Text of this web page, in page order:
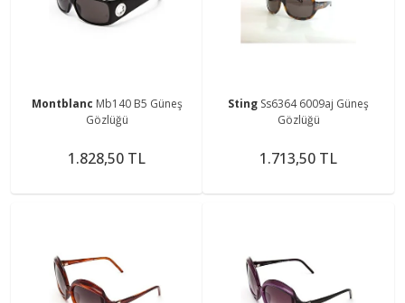
Montblanc Mb140 B5 Güneş
Gözlüğü
1.828,50 TL
Sting Ss6364 6009aj Güneş
Gözlüğü
1.713,50 TL